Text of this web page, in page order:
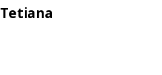
Tetiana